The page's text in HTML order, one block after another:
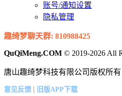
账号/通知设置
隐私管理
趣绮梦聊天群: 810988425
QuQiMeng.COM © 2019-2026 All
唐山趣绮梦科技有限公司版权所有
意见反馈 | 旧版APP下载